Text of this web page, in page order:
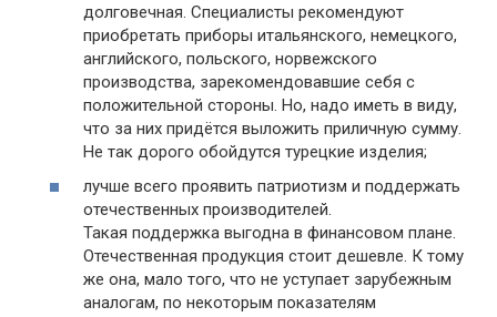
долговечная. Специалисты рекомендуют
приобретать приборы итальянского, немецкого,
английского, польского, норвежского
производства, зарекомендовавшие себя с
положительной стороны. Но, надо иметь в виду,
что за них придётся выложить приличную сумму.
Не так дорого обойдутся турецкие изделия;
лучше всего проявить патриотизм и поддержать
отечественных производителей.
Такая поддержка выгодна в финансовом плане.
Отечественная продукция стоит дешевле. К тому
же она, мало того, что не уступает зарубежным
аналогам, по некоторым показателям